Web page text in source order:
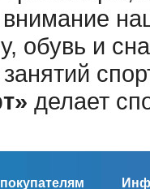
обувь и
делает